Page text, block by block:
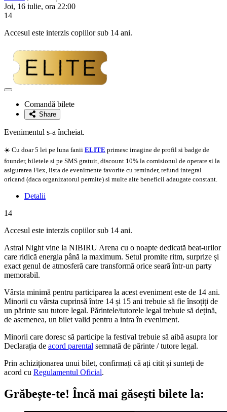
Joi, 16 iulie, ora 22:00
14
Accesul este interzis copiilor sub 14 ani.
Adaugă
favoriteComandă bilete
Share
Evenimentul s-a încheiat.
☀️ Cu doar 5 lei pe luna fanii ELITE primesc imagine de profil si badge de
founder, biletele si pe SMS gratuit, discount 10% la comisionul de operare si la
asigurarea Flex, lista de evenimente favorite cu reminder, refund integral
oricand (daca organizatorul permite) si multe alte beneficii adaugate constant.
Detalii
14
Accesul este interzis copiilor sub 14 ani.
Astral Night vine la NIBIRU Arena cu o noapte dedicată beat-urilor
care ridică energia până la maximum. Setul promite ritm, surprize și
exact genul de atmosferă care transformă orice seară într-un party
memorabil.
Vârsta minimă pentru participarea la acest eveniment este de 14 ani.
Minorii cu vârsta cuprinsă între 14 și 15 ani trebuie să fie însoțiți de
un părinte sau tutore legal. Părintele/tutorele legal trebuie să dețină,
de asemenea, un bilet valid pentru a intra în eveniment.
Minorii care doresc să participe la festival trebuie să aibă asupra lor
Declarația de acord parental semnată de părinte / tutore legal.
Prin achiziționarea unui bilet, confirmați că ați citit și sunteți de
acord cu Regulamentul Oficial.
Grăbește-te! Încă mai găsești bilete la: